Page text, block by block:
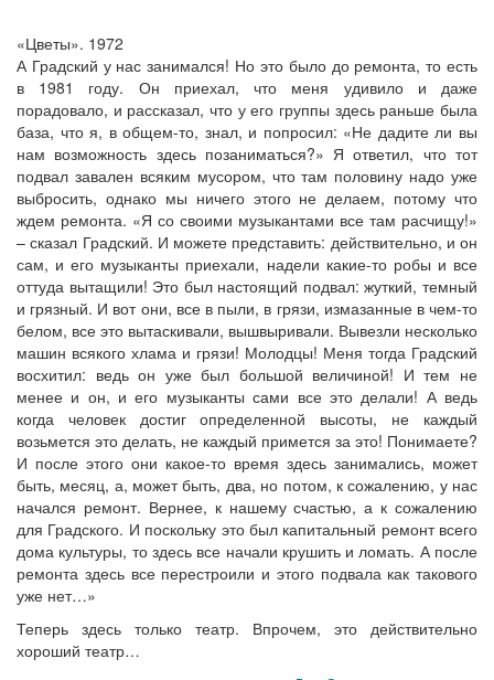
«Цветы». 1972
А Градский у нас занимался! Но это было до ремонта, то есть
в 1981 году. Он приехал, что меня удивило и даже
порадовало, и рассказал, что у его группы здесь раньше была
база, что я, в общем-то, знал, и попросил: «Не дадите ли вы
нам возможность здесь позаниматься?» Я ответил, что тот
подвал завален всяким мусором, что там половину надо уже
выбросить, однако мы ничего этого не делаем, потому что
ждем ремонта. «Я со своими музыкантами все там расчищу!»
– сказал Градский. И можете представить: действительно, и он
сам, и его музыканты приехали, надели какие-то робы и все
оттуда вытащили! Это был настоящий подвал: жуткий, темный
и грязный. И вот они, все в пыли, в грязи, измазанные в чем-то
белом, все это вытаскивали, вышвыривали. Вывезли несколько
машин всякого хлама и грязи! Молодцы! Меня тогда Градский
восхитил: ведь он уже был большой величиной! И тем не
менее и он, и его музыканты сами все это делали! А ведь
когда человек достиг определенной высоты, не каждый
возьмется это делать, не каждый примется за это! Понимаете?
И после этого они какое-то время здесь занимались, может
быть, месяц, а, может быть, два, но потом, к сожалению, у нас
начался ремонт. Вернее, к нашему счастью, а к сожалению
для Градского. И поскольку это был капитальный ремонт всего
дома культуры, то здесь все начали крушить и ломать. А после
ремонта здесь все перестроили и этого подвала как такового
уже нет…»
Теперь здесь только театр. Впрочем, это действительно
хороший театр…